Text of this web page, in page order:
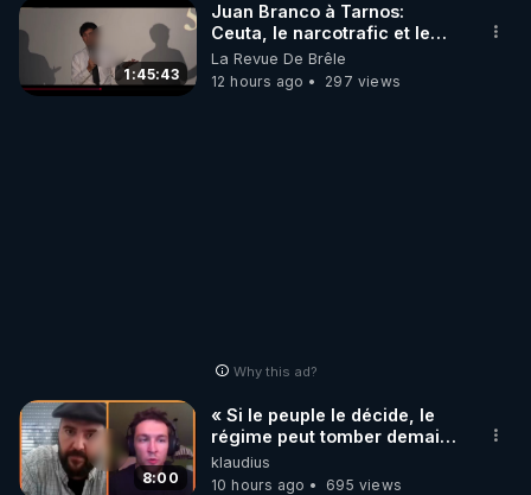
1:45:43
Juan Branco à Tarnos:
Ceuta, le narcotrafic et le
pouvoir en France
La Revue De Brêle
12 hours ago
297 views
Why this ad?
8:00
« Si le peuple le décide, le
régime peut tomber demain !
»
klaudius
10 hours ago
695 views